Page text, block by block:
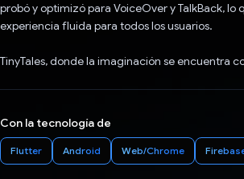
probó y optimizó para VoiceOver y TalkBack, lo
experiencia fluida para todos los usuarios.
TinyTales, donde la imaginación se encuentra
Con la tecnología de
Flutter Android Web/Chrome